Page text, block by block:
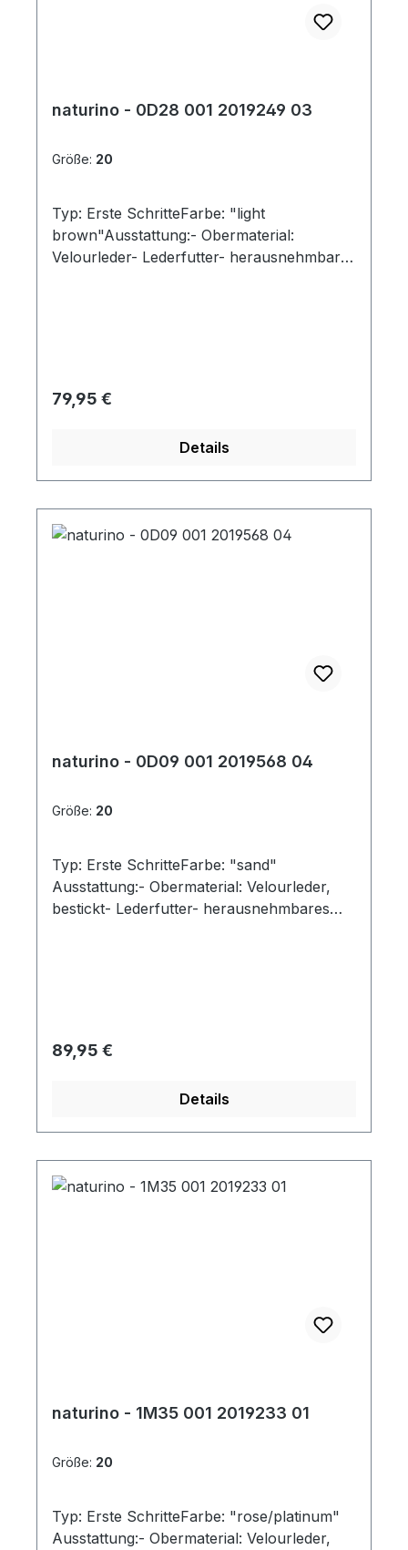
naturino - 0D28 001 2019249 03
Größe: 20
Typ: Erste SchritteFarbe: "light
brown"Ausstattung:- Obermaterial:
Velourleder- Lederfutter- herausnehmbares
Regulärer Preis:
79,95 €
Details
naturino - 0D09 001 2019568 04
Größe: 20
Typ: Erste SchritteFarbe: "sand"
Ausstattung:- Obermaterial: Velourleder,
bestickt- Lederfutter- herausnehmbares
Regulärer Preis:
89,95 €
Details
naturino - 1M35 001 2019233 01
Größe: 20
Typ: Erste SchritteFarbe: "rose/platinum"
Ausstattung:- Obermaterial: Velourleder,